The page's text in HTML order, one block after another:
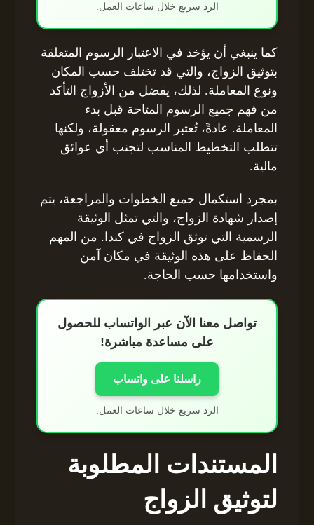
الرد سريع خلال ساعات العمل.
كما ينبغي أن يؤخذ في الاعتبار الرسوم المتعلقة
بتوثيق الزواج، والتي قد تختلف حسب المكان
ونوع المعاملة. لذلك، يفضل من الأزواج التأكد
من فهم جميع الرسوم المتاحة قبل بدء
المعاملة. عادةً، تُعتبر الرسوم معقولة، ولكنها
تتطلب التخطيط المناسب لتجنب أي عوائق
مالية.
بمجرد استكمال جميع الخطوات والمراجعة، يتم
إصدار شهادة الزواج، والتي تمثل الوثيقة
الرسمية التي توثق الزواج في كندا. من المهم
الحفاظ على هذه الوثيقة في مكان آمن
واستخدامها حسب الحاجة.
تواصل معنا الآن عبر الواتساب للحصول
على مساعدة مباشرة!
راسلنا على واتساب
الرد سريع خلال ساعات العمل.
المستندات المطلوبة
لتوثيق الزواج